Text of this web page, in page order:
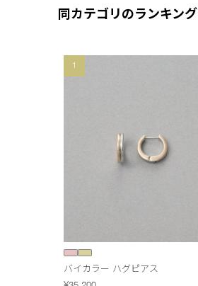
同カテゴリのランキング
1
バイカラー ハグピアス